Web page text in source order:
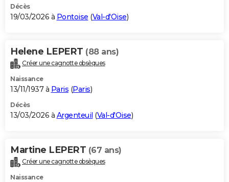
BONS PLANS
Carte de Noël
Carte Bonne année
Carte Saint-Valentin
Carte Pâques
Carte d'anniversaire
DICTIONNAIRE
Dictionnaire
Biographies
Citations
Expressions
Proverbes
PROGRAMME TV
S'inscrire
Se connecter
Lycées
Collèges
Primaires
Universités
Entreprises
Service militaire
Avis de recherche
AVIS DE DÉCÈS
Bricolage
Lifestyle
Culture
Sport
Auto
Television
Voyage
Cinema
Décès
19/03/2026 à Pontoise (Val-d'Oise)
Helene LEPERT (88 ans)
Créer une cagnotte obsèques
Naissance
13/11/1937 à Paris (Paris)
Décès
13/03/2026 à Argenteuil (Val-d'Oise)
Martine LEPERT (67 ans)
Créer une cagnotte obsèques
Naissance